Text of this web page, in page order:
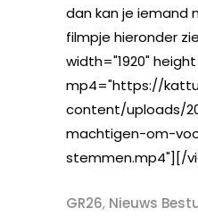
dan kan je iemand
filmpje hieronder
width="1920"
mp4="https://
content/uploads/
machtigen-om-
stemmen.mp4"][/
GR26, Nieuws